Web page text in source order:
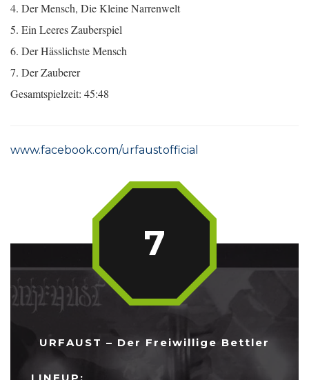
4. Der Mensch, Die Kleine Narrenwelt
5. Ein Leeres Zauberspiel
6. Der Hässlichste Mensch
7. Der Zauberer
Gesamtspielzeit: 45:48
www.facebook.com/urfaustofficial
URFAUST – Der Freiwillige Bettler
7